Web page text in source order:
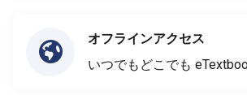
オフラインアクセス
いつでもどこでも